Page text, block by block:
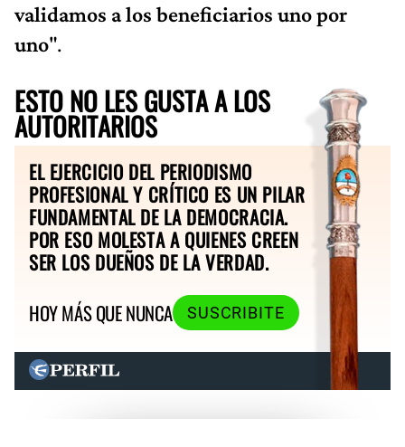
validamos a los beneficiarios uno por
uno".
ESTO NO LES GUSTA A LOS
AUTORITARIOS
EL EJERCICIO DEL PERIODISMO
PROFESIONAL Y CRÍTICO ES UN PILAR
FUNDAMENTAL DE LA DEMOCRACIA.
POR ESO MOLESTA A QUIENES CREEN
SER LOS DUEÑOS DE LA VERDAD.
HOY MÁS QUE NUNCA
SUSCRIBITE